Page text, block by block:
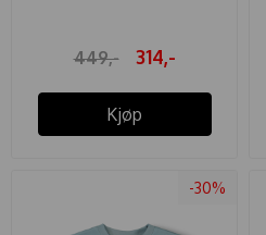
449,- 314,-
Kjøp
-30%